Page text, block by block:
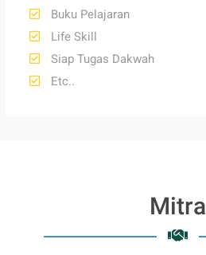
Buku Pelajaran
Life Skill
Siap Tugas Dakwah
Etc..
Mitra